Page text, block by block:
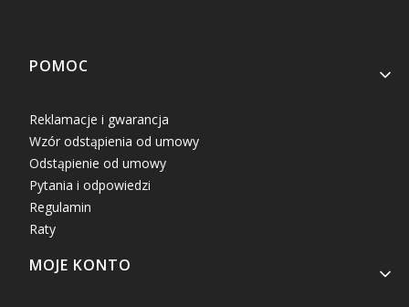
Linki w stopce
POMOC
Reklamacje i gwarancja
Wzór odstąpienia od umowy
Odstąpienie od umowy
Pytania i odpowiedzi
Regulamin
Raty
MOJE KONTO